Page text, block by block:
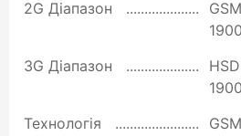
2G Діапазон
3G Діапазон
Технологія